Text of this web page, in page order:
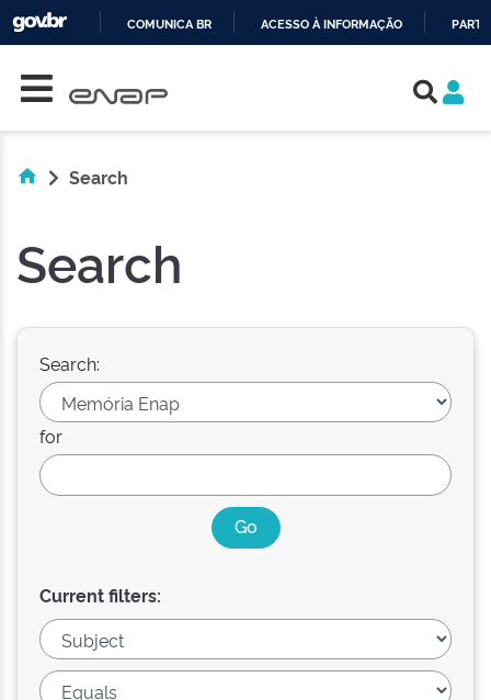
COMUNICA BR ACESSO À INFORMAÇÃO
Search
Search
Search:
for
Current filters: